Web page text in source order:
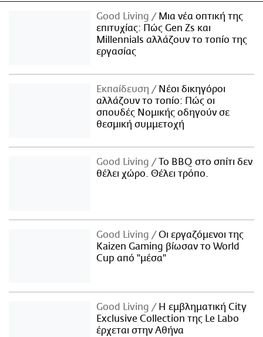
Good Living
Μια νέα οπτική της
επιτυχίας: Πώς Gen Zs και
Millennials αλλάζουν το τοπίο της
εργασίας
Εκπαίδευση
Νέοι δικηγόροι
αλλάζουν το τοπίο: Πώς οι
σπουδές Νομικής οδηγούν σε
θεσμική συμμετοχή
Good Living
Το BBQ στο σπίτι δεν
θέλει χώρο. Θέλει τρόπο.
Good Living
Οι εργαζόμενοι της
Kaizen Gaming βίωσαν το World
Cup από "μέσα"
Good Living
Η εμβληματική City
Exclusive Collection της Le Labo
έρχεται στην Αθήνα